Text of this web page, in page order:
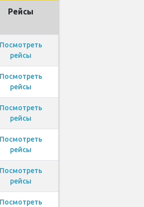
Рейсы
Посмотреть
рейсы
Посмотреть
рейсы
Посмотреть
рейсы
Посмотреть
рейсы
Посмотреть
рейсы
Посмотреть